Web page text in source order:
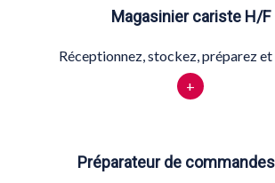
Magasinier cariste H/F
Réceptionnez, stockez, préparez et
+
Préparateur de